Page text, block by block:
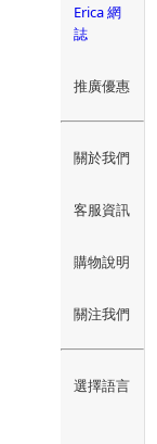
Erica 網
誌
推廣優惠
關於我們
客服資訊
購物說明
關注我們
選擇語言